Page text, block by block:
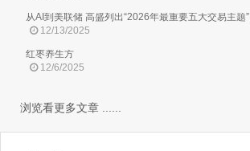
从AI到美联储 高盛列出“2026年最重要五大交易主题”
12/13/2025
红枣养生方
12/6/2025
浏览看更多文章 ......